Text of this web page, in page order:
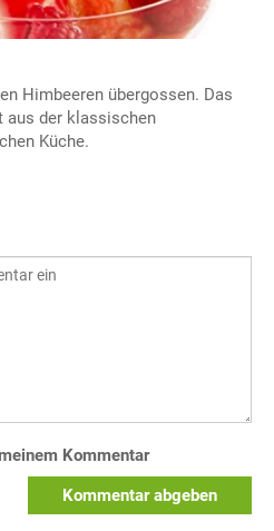
Himbeeren übergossen. Das
aus der klassischen
Küche.
Kommentar
Kommentar abgeben